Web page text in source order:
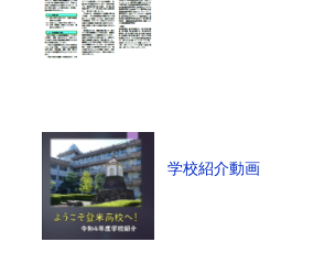
学校紹介動画